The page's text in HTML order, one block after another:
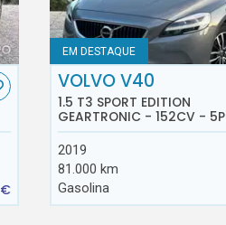
€
EM DESTAQUE
VOLVO V40
1.5 T3 SPORT EDITION
GEARTRONIC - 152CV - 5P
2019
81.000 km
Gasolina